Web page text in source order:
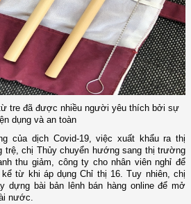
tre đã được nhiều người yêu thích bởi sự
dụng và an toàn
của dịch Covid-19, việc xuất khẩu ra thị
chị Thủy chuyển hướng sang thị trường
thu giảm, công ty cho nhân viên nghỉ để
từ khi áp dụng Chỉ thị 16. Tuy nhiên, chị
dựng bài bản lênh bán hàng online để mở
nước.